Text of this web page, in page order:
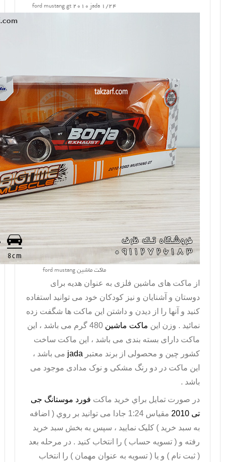
ford mustang gt 2010 jada 1/24
ماکت ماشین ford mustang
از ماکت های ماشین فلزی به عنوان هدیه برای
دوستان و آشنایان و نیز کودکان خود می توانید استفاده
کنید و آنها را از دیدن و داشتن این ماکت ها شگفت زده
نمائید . وزن این ماکت ماشین
480 گرم می باشد ، این
ماکت دارای بسته بندی می باشد ، این ماکت ساخت
کشور چین و محصولی از برند معتبر jada می باشد ،
این ماکت در دو رنگ مشکی و نوک مدادی موجود می
باشد .
در صورت تمايل براي خريد ماکت فورد موستانگ جی
تی 2010
مقیاس 1:24 جادا می توانيد بر روي ( اضافه
به سبد خريد ) کليک نماييد ، سپس به بخش سبد خريد
رفته و ( تسويه حساب ) را انتخاب کنيد . در مرحله بعد
( ثبت نام ) و يا ( تسويه به عنوان مهمان ) را انتخاب